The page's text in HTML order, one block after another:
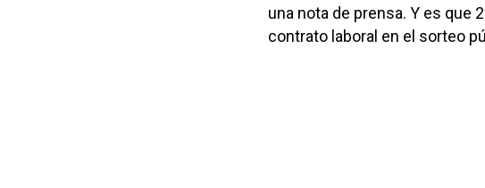
una nota de prensa. Y es que
contrato laboral en el sorteo